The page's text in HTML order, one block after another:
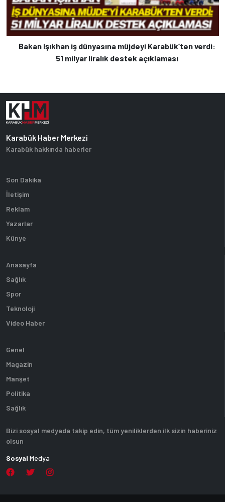
Bakan Işıkhan iş dünyasına müjdeyi Karabük’ten verdi:
51 milyar liralık destek açıklaması
Karabük Haber Merkezi
Karabük hakkında haberler
Son Dakika
İletişim
Reklam
Yazarlar
Künye
Anasayfa
Sağlık
Spor
Teknoloji
Video Haber
Genel
Magazin
Manşet
Politika
Sağlık
Bizi sosyal medyada takip edin, tüm yeniliklerden ilk sizin haberiniz
olsun
Sosyal Medya